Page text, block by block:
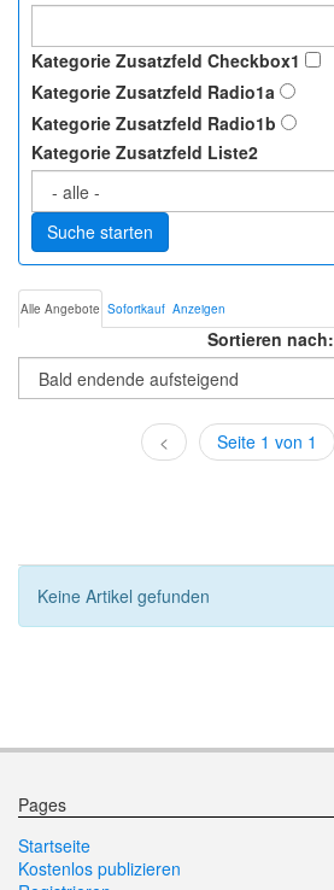
Kategorie Zusatzfeld Checkbox1
Kategorie Zusatzfeld Radio1a
Kategorie Zusatzfeld Radio1b
Kategorie Zusatzfeld Liste2
Suche starten
Alle Angebote Sofortkauf Anzeigen
Sortieren nach:
< Seite 1 von 1
Keine Artikel gefunden
Pages
Startseite
Kostenlos publizieren